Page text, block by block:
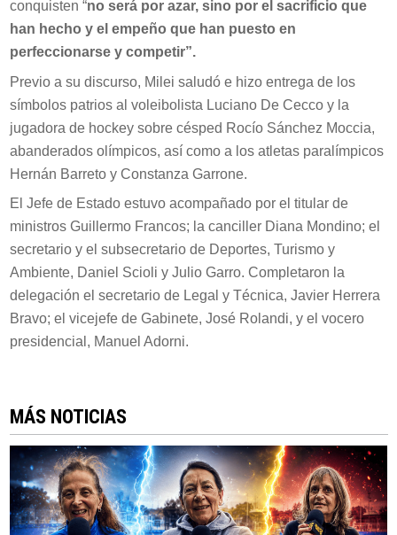
conquisten “no será por azar, sino por el sacrificio que
han hecho y el empeño que han puesto en
perfeccionarse y competir”.
Previo a su discurso, Milei saludó e hizo entrega de los
símbolos patrios al voleibolista Luciano De Cecco y la
jugadora de hockey sobre césped Rocío Sánchez Moccia,
abanderados olímpicos, así como a los atletas paralímpicos
Hernán Barreto y Constanza Garrone.
El Jefe de Estado estuvo acompañado por el titular de
ministros Guillermo Francos; la canciller Diana Mondino; el
secretario y el subsecretario de Deportes, Turismo y
Ambiente, Daniel Scioli y Julio Garro. Completaron la
delegación el secretario de Legal y Técnica, Javier Herrera
Bravo; el vicejefe de Gabinete, José Rolandi, y el vocero
presidencial, Manuel Adorni.
MÁS NOTICIAS